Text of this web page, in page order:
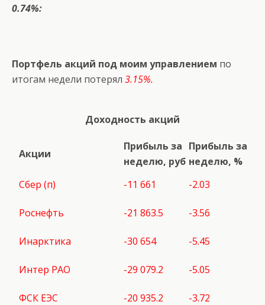
0.74%:
Портфель акций под моим управлением по
итогам недели потерял 3.15%.
Доходность акций
Акции
Прибыль за
неделю, руб
Прибыль за
неделю, %
Сбер (п)
-11 661 -2.03
Роснефть -21 863.5 -3.56
Инарктика -30 654 -5.45
Интер РАО -29 079.2 -5.05
ФСК ЕЭС -20 935.2 -3.72